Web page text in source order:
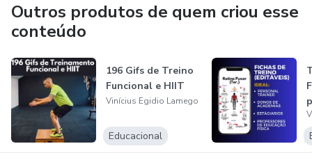
Reabilitação: Sob a orientação de um fisioterapeuta ou
profissional de saúde, os GIFs podem ser usados como
musculares ou articulares.
Aprendizado e Educação: Profissionais de fitness,
treinadores e instrutores podem usar os GIFs para
demonstrar exercícios aos seus clientes ou alunos.
Outros produtos de quem criou esse
conteúdo
196 Gifs de Treino
Funcional e HIIT
Vinícius Egidio Lamego
Educacional